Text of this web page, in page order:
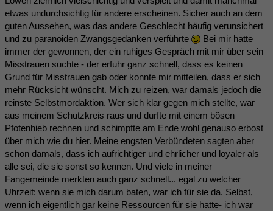
etwas undurchsichtig für andere erscheinen. Sicher auch an dem
guten Aussehen, was das andere Geschlecht häufig verunsichert
und zu paranoiden Zwangsgedanken verführte
Bei mir hatte
immer der gewonnen, der ein ruhiges Gespräch mit mir über sein
Misstrauen suchte - der erfuhr ganz schnell, dass es keinen
Grund für Misstrauen gab oder konnte mir mitteilen, dass er sich
mehr Rücksicht wünscht. Mich zu reizen, war damals jedoch die
reinste Selbstmordaktion. Wer sich klar gegen mich stellte, war
aus meinem Schutzkreis raus und durfte mit einem bösen
Pfotenhieb rechnen und schimpfte am Ende wohl genauso erbost
über mich wie du hier. Meine engsten Verbündeten sagten aber
schon damals, dass ich aufrichtiger und ehrlicher und loyaler als
alle sei, die sie sonst so kennen. Und viele in meiner
Fangemeinde merkten auch ganz schnell... egal zu welcher
Uhrzeit: wenn sie mich darum baten, war ich für sie da. Selbst,
wenn ich eigentlich gar keine Ressourcen für sie hatte- ich war